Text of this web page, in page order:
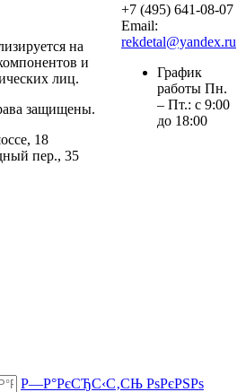
на
и
лиц.
защищены.
18
пер., 35
+7 (495) 641-08-07
Email:
rekdetal@yandex.ru
График
работы Пн.
– Пт.: с 9:00
до 18:00
Р—Р°РєСЂС‹С‚СЊ РѕРєРЅРѕ